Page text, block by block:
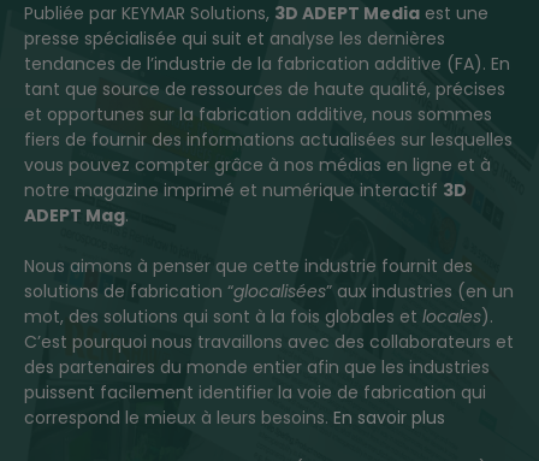
Publiée par KEYMAR Solutions, 3D ADEPT Media est une
presse spécialisée qui suit et analyse les dernières
tendances de l’industrie de la fabrication additive (FA). En
tant que source de ressources de haute qualité, précises
et opportunes sur la fabrication additive, nous sommes
fiers de fournir des informations actualisées sur lesquelles
vous pouvez compter grâce à nos médias en ligne et à
notre magazine imprimé et numérique interactif 3D
ADEPT Mag.
Nous aimons à penser que cette industrie fournit des
solutions de fabrication “glocalisées” aux industries (en un
mot, des solutions qui sont à la fois globales et locales).
C’est pourquoi nous travaillons avec des collaborateurs et
des partenaires du monde entier afin que les industries
puissent facilement identifier la voie de fabrication qui
correspond le mieux à leurs besoins. En savoir plus